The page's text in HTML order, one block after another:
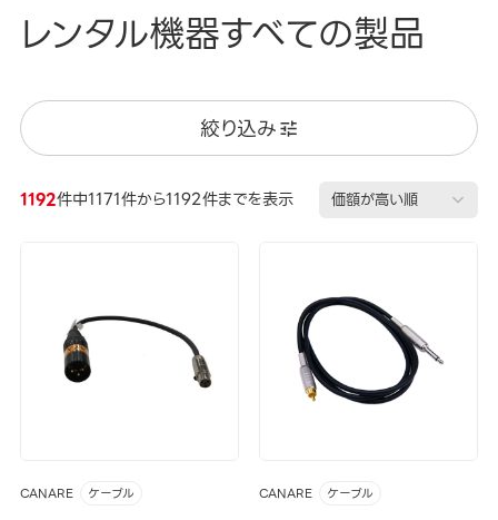
レンタル機器すべての製品
絞り込み
1192件中1171件から1192件までを表示
CANARE ケーブル CANARE ケーブル